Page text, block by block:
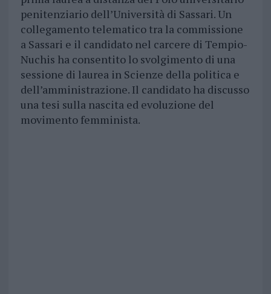
penitenziario dell’Università di Sassari. Un
collegamento telematico tra la commissione
a Sassari e il candidato nel carcere di Tempio-
Nuchis ha consentito lo svolgimento di una
sessione di laurea in Scienze della politica e
dell’amministrazione. Il candidato ha discusso
una tesi sulla nascita ed evoluzione del
movimento femminista.